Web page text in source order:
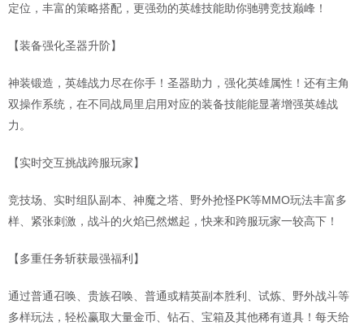
定位，丰富的策略搭配，更强劲的英雄技能助你驰骋竞技巅峰！
【装备强化圣器升阶】
神装锻造，英雄战力尽在你手！圣器助力，强化英雄属性！还有主角
双操作系统，在不同战局里启用对应的装备技能能显著增强英雄战
力。
【实时交互挑战跨服玩家】
竞技场、实时组队副本、神魔之塔、野外抢怪PK等MMO玩法丰富多
样、紧张刺激，战斗的火焰已然燃起，快来和跨服玩家一较高下！
【多重任务斩获最强福利】
通过普通召唤、贵族召唤、普通或精英副本胜利、试炼、野外战斗等
多样玩法，轻松赢取大量金币、钻石、宝箱及其他稀有道具！每天给